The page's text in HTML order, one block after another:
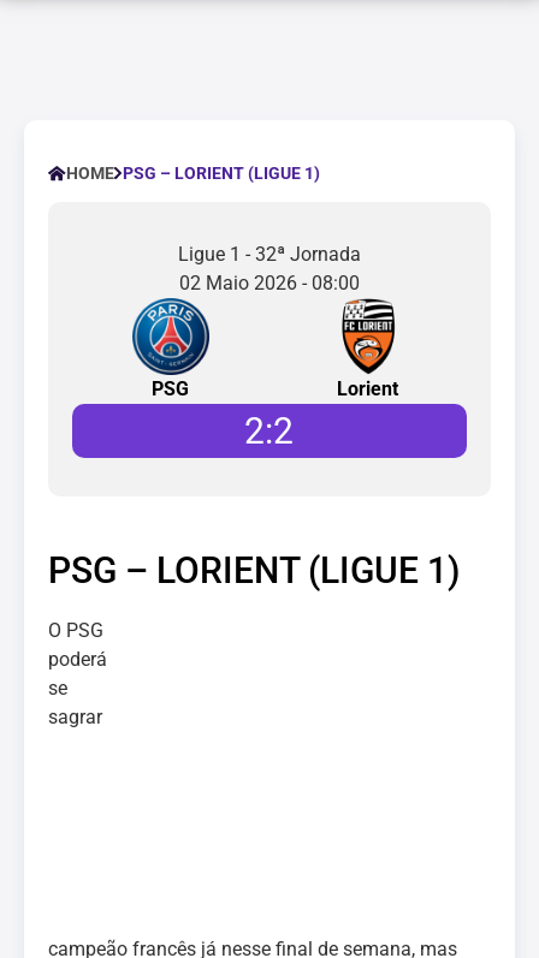
HOME PSG – LORIENT (LIGUE 1)
Ligue 1 - 32ª Jornada
02 Maio 2026 - 08:00
PSG Lorient
2:2
PSG – LORIENT (LIGUE 1)
O PSG
poderá
se
sagrar
campeão francês já nesse final de semana, mas